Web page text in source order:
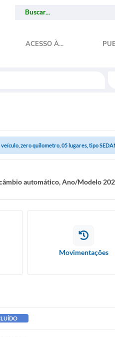
ACESSO À...
zero quilometro, 05 lugares, tipo
automático, Ano/Modelo
Movimentações